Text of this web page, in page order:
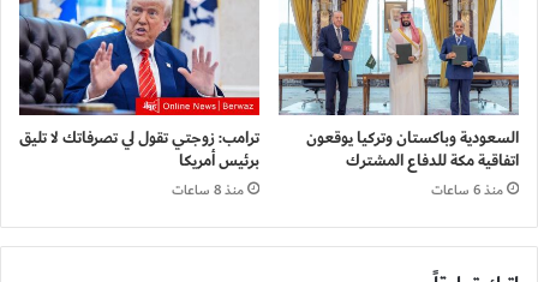
السعودية وباكستان وتركيا يوقعون
اتفاقية مكة للدفاع المشترك
منذ 6 ساعات
ترامب: زوجتي تقول لي تصرفاتك لا تليق
برئيس أمريكا
منذ 8 ساعات